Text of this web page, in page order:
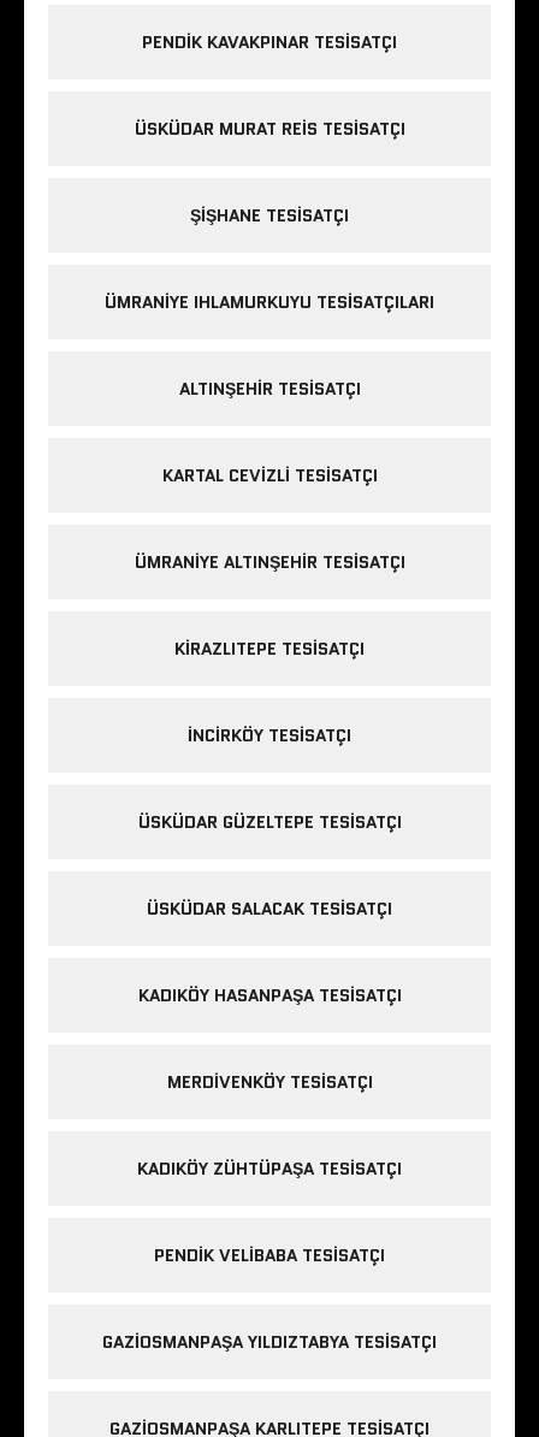
PENDIK KAVAKPINAR TESISATÇI
ÜSKÜDAR MURAT REIS TESISATÇI
ŞIŞHANE TESISATÇI
ÜMRANIYE IHLAMURKUYU TESISATÇILARI
ALTINŞEHIR TESISATÇI
KARTAL CEVIZLI TESISATÇI
ÜMRANIYE ALTINŞEHIR TESISATÇI
KIRAZLITEPE TESISATÇI
INCIRKÖY TESISATÇI
ÜSKÜDAR GÜZELTEPE TESISATÇI
ÜSKÜDAR SALACAK TESISATÇI
KADIKÖY HASANPAŞA TESISATÇI
MERDIVENKÖY TESISATÇI
KADIKÖY ZÜHTÜPAŞA TESISATÇI
PENDIK VELIBABA TESISATÇI
GAZIOSMANPAŞA YILDIZTABYA TESISATÇI
GAZIOSMANPAŞA KARLITEPE TESISATÇI